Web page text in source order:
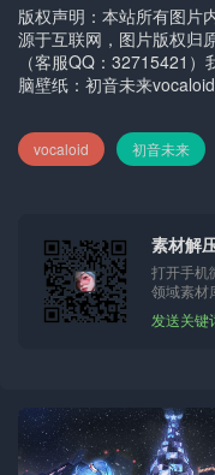
版权声明：本站所有图片
源于互联网，图片版权归
（客服QQ：32715421）
脑壁纸：初音未来
vocaloid 初音未来
素材解
打开手机
领域素材
发送关键